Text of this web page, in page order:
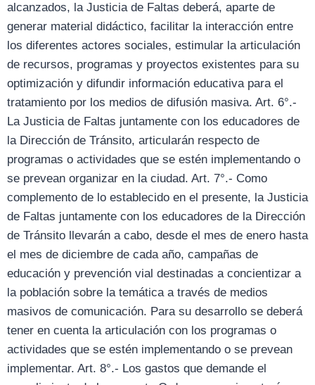
alcanzados, la Justicia de Faltas deberá, aparte de
generar material didáctico, facilitar la interacción entre
los diferentes actores sociales, estimular la articulación
de recursos, programas y proyectos existentes para su
optimización y difundir información educativa para el
tratamiento por los medios de difusión masiva. Art. 6°.-
La Justicia de Faltas juntamente con los educadores de
la Dirección de Tránsito, articularán respecto de
programas o actividades que se estén implementando o
se prevean organizar en la ciudad. Art. 7°.- Como
complemento de lo establecido en el presente, la Justicia
de Faltas juntamente con los educadores de la Dirección
de Tránsito llevarán a cabo, desde el mes de enero hasta
el mes de diciembre de cada año, campañas de
educación y prevención vial destinadas a concientizar a
la población sobre la temática a través de medios
masivos de comunicación. Para su desarrollo se deberá
tener en cuenta la articulación con los programas o
actividades que se estén implementando o se prevean
implementar. Art. 8°.- Los gastos que demande el